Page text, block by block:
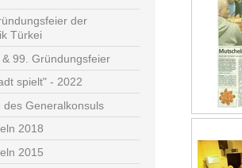
der
Türkei
& 99. Gründungsfeier
spielt" - 2022
des Generalkonsuls
2018
2015